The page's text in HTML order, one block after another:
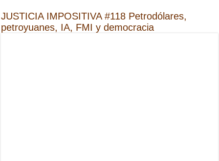
JUSTICIA IMPOSITIVA #118 Petrodólares,
petroyuanes, IA, FMI y democracia